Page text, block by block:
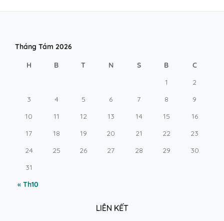
Tháng Tám 2026
H B T N S B C
« Th10
1
2
3
4 5 6 7 8
9
10
11 12 13 14 15
16
17
18 19 20 21 22
23
24
25 26 27 28 29
30
31
LIÊN KẾT